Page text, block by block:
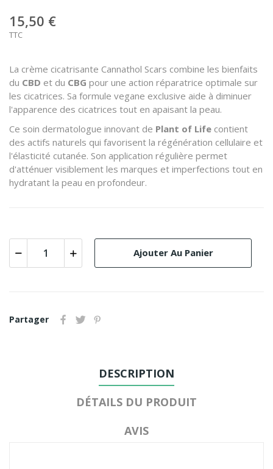
15,50 €
TTC
La crème cicatrisante Cannathol Scars combine les bienfaits
du CBD et du CBG pour une action réparatrice optimale sur
les cicatrices. Sa formule vegane exclusive aide à diminuer
l'apparence des cicatrices tout en apaisant la peau.
Ce soin dermatologue innovant de Plant of Life contient
des actifs naturels qui favorisent la régénération cellulaire et
l'élasticité cutanée. Son application régulière permet
d'atténuer visiblement les marques et imperfections tout en
hydratant la peau en profondeur.
Ajouter Au Panier
Partager
DESCRIPTION
DÉTAILS DU PRODUIT
AVIS